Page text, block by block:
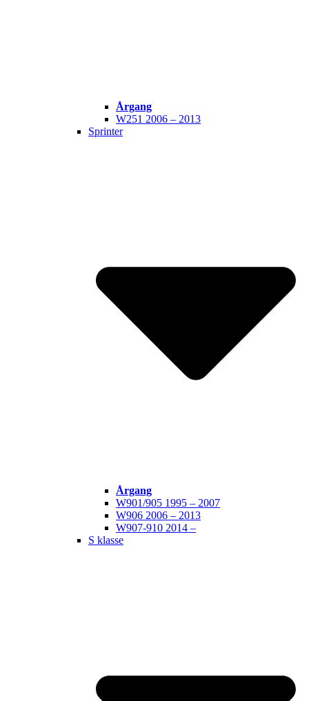
Årgang
W251 2006 – 2013
Sprinter
Årgang
W901/905 1995 – 2007
W906 2006 – 2013
W907-910 2014 –
S klasse